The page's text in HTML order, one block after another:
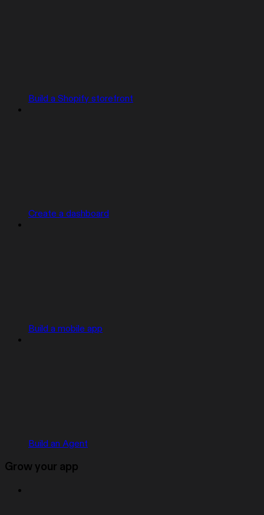
Build a Shopify storefront
Create a dashboard
Build a mobile app
Build an Agent
Grow your app